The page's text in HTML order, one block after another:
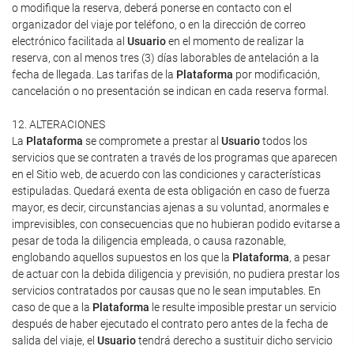
o modifique la reserva, deberá ponerse en contacto con el
organizador del viaje por teléfono, o en la dirección de correo
electrónico facilitada al Usuarioen el momento de realizar la
reserva, con al menos tres (3) días laborables de antelación a la
fecha de llegada. Las tarifas de la Plataforma por modificación,
cancelación o no presentación se indican en cada reserva formal.
12. ALTERACIONES
La Plataforma se compromete a prestar al Usuariotodos los
servicios que se contraten a través de los programas que aparecen
en el Sitio web, de acuerdo con las condiciones y características
estipuladas. Quedará exenta de esta obligación en caso de fuerza
mayor, es decir, circunstancias ajenas a su voluntad, anormales e
imprevisibles, con consecuencias que no hubieran podido evitarse a
pesar de toda la diligencia empleada, o causa razonable,
englobando aquellos supuestos en los que la Plataforma, a pesar
de actuar con la debida diligencia y previsión, no pudiera prestar los
servicios contratados por causas que no le sean imputables. En
caso de que a la Plataforma le resulte imposible prestar un servicio
después de haber ejecutado el contrato pero antes de la fecha de
salida del viaje, el Usuariotendrá derecho a sustituir dicho servicio